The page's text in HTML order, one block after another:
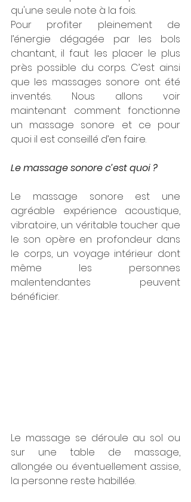
qu'une seule note à la fois.
Pour profiter pleinement de
l’énergie dégagée par les bols
chantant, il faut les placer le plus
près possible du corps. C’est ainsi
que les massages sonore ont été
inventés. Nous allons voir
maintenant comment fonctionne
un massage sonore et ce pour
quoi il est conseillé d’en faire.
Le massage sonore c’est quoi ?
Le massage sonore est une
agréable expérience acoustique,
vibratoire, un véritable toucher que
le son opère en profondeur dans
le corps, un voyage intérieur dont
même les personnes
malentendantes peuvent
bénéficier.
Le massage se déroule au sol ou
sur une table de massage,
allongée ou éventuellement assise,
la personne reste habillée.